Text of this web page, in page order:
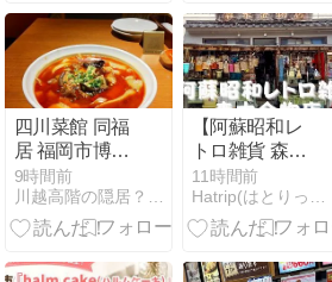
四川菜館 同福
居 福岡市博多
区
9時間前
【阿蘇昭和レ
トロ雑貨 森本
金物店】[熊本
県阿蘇市] 水基
めぐり | 明治
創業の昔なが
11時間前